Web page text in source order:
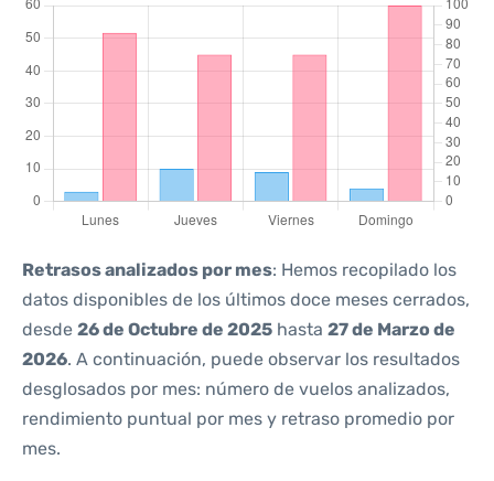
Retrasos analizados por mes: Hemos recopilado los
datos disponibles de los últimos doce meses cerrados,
desde 26 de Octubre de 2025 hasta 27 de Marzo de
2026. A continuación, puede observar los resultados
desglosados por mes: número de vuelos analizados,
rendimiento puntual por mes y retraso promedio por
mes.